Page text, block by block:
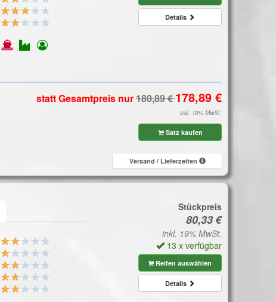
Details
statt Gesamtpreis nur
inkl. 19% MwSt.
Satz kaufen
Versand / Lieferzeiten
Stückpreis
inkl. 19% MwSt.
13 x verfügbar
Reifen auswählen
Details